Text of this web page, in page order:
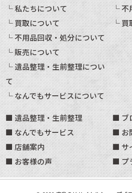
私たちについて
買取について
不用品回収・処分について
販売について
遺品整理・生前整理につい
て
なんでもサービスについて
不
買
遺品整理・生前整理
なんでもサービス
店舗案内
お客様の声
ブ
お
サ
プ